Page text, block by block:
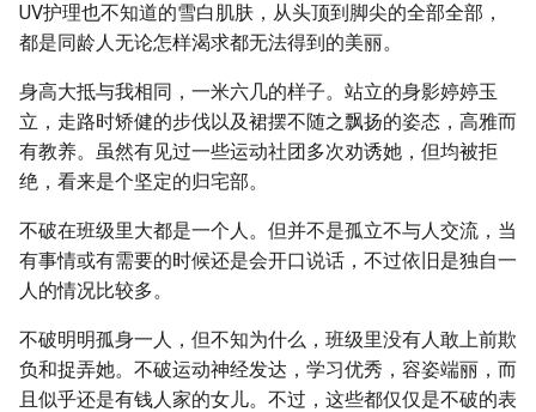
UV护理也不知道的雪白肌肤，从头顶到脚尖的全部全部，
都是同龄人无论怎样渴求都无法得到的美丽。
身高大抵与我相同，一米六几的样子。站立的身影婷婷玉
立，走路时矫健的步伐以及裙摆不随之飘扬的姿态，高雅而
有教养。虽然有见过一些运动社团多次劝诱她，但均被拒
绝，看来是个坚定的归宅部。
不破在班级里大都是一个人。但并不是孤立不与人交流，当
有事情或有需要的时候还是会开口说话，不过依旧是独自一
人的情况比较多。
不破明明孤身一人，但不知为什么，班级里没有人敢上前欺
负和捉弄她。不破运动神经发达，学习优秀，容姿端丽，而
且似乎还是有钱人家的女儿。不过，这些都仅仅是不破的表